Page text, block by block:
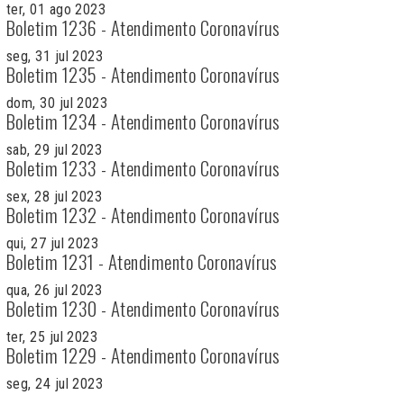
ter, 01 ago 2023
Boletim 1236 - Atendimento Coronavírus
seg, 31 jul 2023
Boletim 1235 - Atendimento Coronavírus
dom, 30 jul 2023
Boletim 1234 - Atendimento Coronavírus
sab, 29 jul 2023
Boletim 1233 - Atendimento Coronavírus
sex, 28 jul 2023
Boletim 1232 - Atendimento Coronavírus
qui, 27 jul 2023
Boletim 1231 - Atendimento Coronavírus
qua, 26 jul 2023
Boletim 1230 - Atendimento Coronavírus
ter, 25 jul 2023
Boletim 1229 - Atendimento Coronavírus
seg, 24 jul 2023